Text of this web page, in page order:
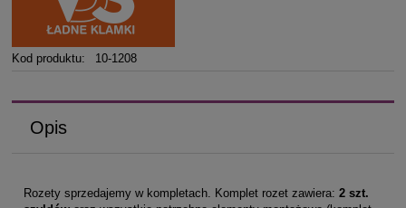
Kod produktu: 10-1208
Opis
Rozety sprzedajemy w kompletach. Komplet rozet zawiera: 2 szt.